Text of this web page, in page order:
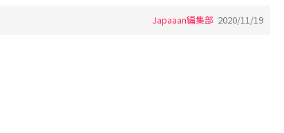
Japaaan編集部 2020/11/19